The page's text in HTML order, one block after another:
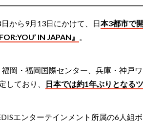
から9月13日にかけて、日本3都市で
IN JAPAN』 。
岡・福岡国際センター、兵庫・神戸
しており、
日本では約1年ぶりとなる
エンターテインメント所属の6人組